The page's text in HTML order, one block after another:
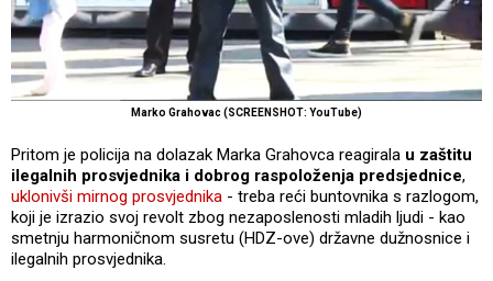
Marko Grahovac (SCREENSHOT: YouTube)
Pritom je policija na dolazak Marka Grahovca reagirala u zaštitu
ilegalnih prosvjednika i dobrog raspoloženja predsjednice,
uklonivši mirnog prosvjednika - treba reći buntovnika s razlogom,
koji je izrazio svoj revolt zbog nezaposlenosti mladih ljudi - kao
smetnju harmoničnom susretu (HDZ-ove) državne dužnosnice i
ilegalnih prosvjednika.